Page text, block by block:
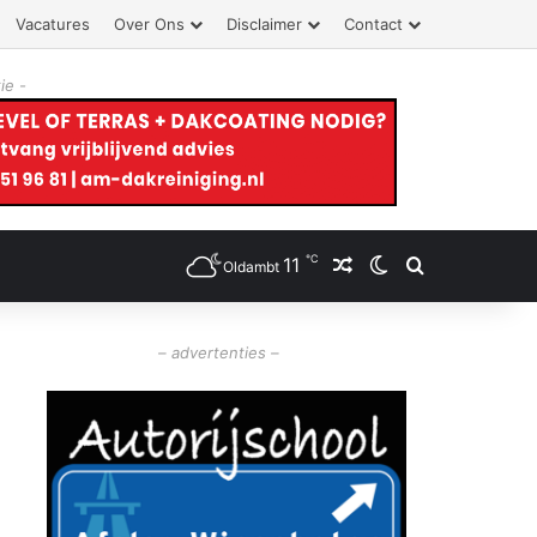
Vacatures Over Ons Disclaimer Contact
-
Oldambt 11 ℃ Willekeurig artikel
Switch skin
Zoeken
– advertenties –